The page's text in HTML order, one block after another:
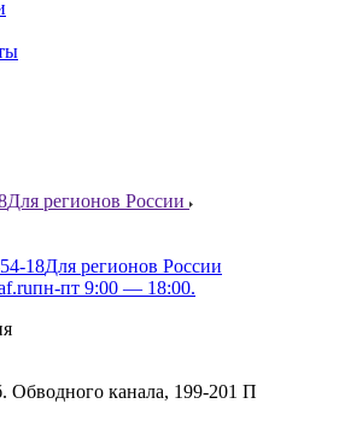
Для регионов России
18Для регионов России
пн-пт 9:00 — 18:00.
Обводного канала, 199-201 П